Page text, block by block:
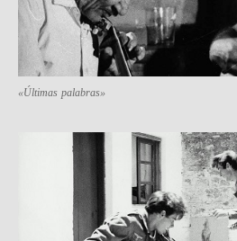
«Últimas palabras»